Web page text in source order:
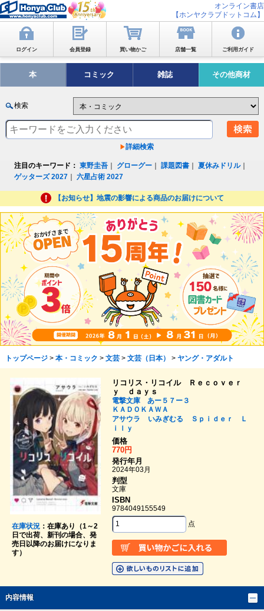
オンライン書店
【ホンヤクラブドットコム】
ログイン 会員登録 買い物かご 店舗一覧 ご利用ガイド
本 コミック 雑誌 その他商材
検索
詳細検索
注目のキーワード： 東野圭吾 グローグー ｜課題図書 ｜夏休みドリル｜
ゲッターズ 2027 ｜六星占術 2027
【お知らせ】地震の影響による商品のお届けについて
トップページ> 本・コミック > 文芸> 文芸（日本） > ヤング・アダルト
在庫状況：在庫あり（1～2
日で出荷、新刊の場合、発
売日以降のお届けになりま
す）
リコリス・リコイル Ｒｅｃｏｖｅｒ
ｙ ｄａｙｓ
電撃文庫 あー５７ー３
ＫＡＤＯＫＡＷＡ
アサウラ
いみぎむる
Ｓｐｉｄｅｒ Ｌ
ｉｌｙ
価格
770円
発行年月
2024年03月
判型
文庫
ISBN
9784049155549
点
内容情報